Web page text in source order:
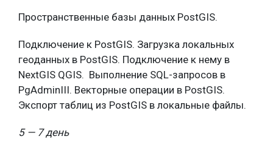
Пространственные базы данных PostGIS.
Подключение к PostGIS. Загрузка локальных
геоданных в PostGIS. Подключение к нему в
NextGIS QGIS. Выполнение SQL-запросов в
PgAdminIII. Векторные операции в PostGIS.
Экспорт таблиц из PostGIS в локальные файлы.
5 — 7 день